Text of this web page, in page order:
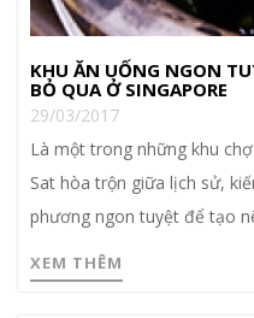
KHU ĂN UỐNG NGON
BỎ QUA Ở SINGAPORE
29/03/2017
Là một trong những khu
Sat hòa trộn giữa lịch sử,
phương ngon tuyệt để tạo
XEM THÊM